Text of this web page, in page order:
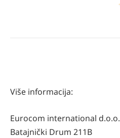
Više informacija:
Eurocom international d.o.o.
Batajnički Drum 211B